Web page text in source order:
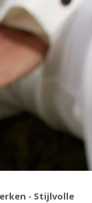
- Stijlvolle